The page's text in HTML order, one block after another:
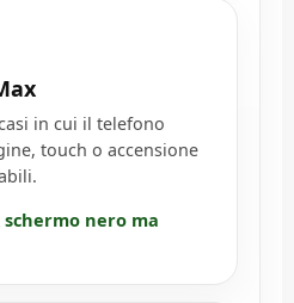
in cui il telefono
touch o accensione
schermo nero ma